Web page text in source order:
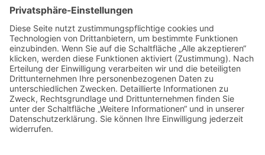
Mai 2018
April 2018
März 2018
Februar 2018
Januar 2018
Dezember 2017
November 2017
Oktober 2017
September 2017